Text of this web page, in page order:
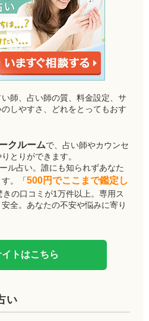
師、占い師の質、料金設定、サ
しやすさ、どれをとってもおす
クルームで、占い師やカウンセ
とりができます。
ル占い。誰にも知られずあなた
す。「500円でここまで鑑定し
きの口コミが1万件以上。専用ス
全。あなたの不安や悩みに寄り
トはこちら
い